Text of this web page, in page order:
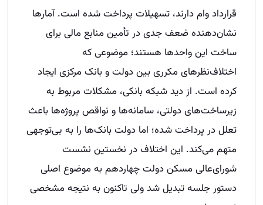
قرارداد وام دارند، تسهیلات پرداخت شده است. آمارها
نشان‌دهنده ضعف جدی در تأمین منابع مالی برای
ساخت این واحدها هستند؛ موضوعی که
اختلاف‌نظرهای مکرری بین دولت و بانک مرکزی ایجاد
کرده است. از دید شبکه بانکی، مشکلات مربوط به
زیرساخت‌های دولتی، سامانه‌ها و نواقص پروژه‌ها باعث
تعلل در پرداخت شده؛ اما دولت بانک‌ها را به بی‌توجهی
متهم می‌کند. این اختلاف در نخستین نشست
شورای‌عالی مسکن دولت چهاردهم به موضوع اصلی
دستور جلسه تبدیل شد ولی تاکنون به نتیجه مشخصی